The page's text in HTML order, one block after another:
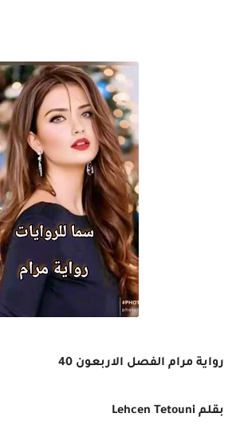
رواية مرام الفصل الاربعون 40
بقلم Lehcen Tetouni